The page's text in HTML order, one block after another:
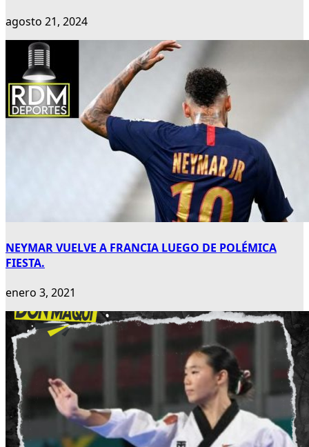
agosto 21, 2024
NEYMAR VUELVE A FRANCIA LUEGO DE POLÉMICA
FIESTA.
enero 3, 2021